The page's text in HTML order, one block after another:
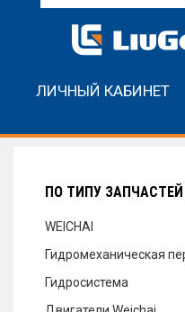
НОВОСТИ
ЛИЧНЫЙ КАБИНЕТ
ПО ТИПУ ЗАПЧАСТЕЙ
WEICHAI
Гидромеханическая
Гидросистема